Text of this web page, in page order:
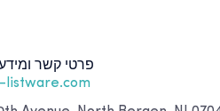
פרטי קשר
listware.com